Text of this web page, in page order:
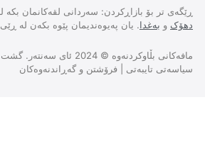
بۆ بازاڕکردن: سەردانی لقەکانمان بکە لەهەولێرو
بەغدا. یان پەیوەندیمان پێوە بکەن لە ڕێیئەم ژمارە
مافەکانی بڵاوکردنەوە © 2024 ئای سەنتەر. گشت
تایبەتی | فرۆشتن و گەڕاندنەوەکان